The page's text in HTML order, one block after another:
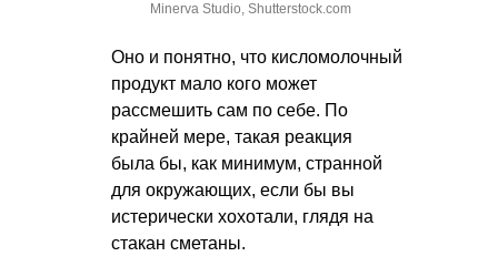
Minerva Studio, Shutterstock.com
Оно и понятно, что кисломолочный
продукт мало кого может
рассмешить сам по себе. По
крайней мере, такая реакция
была бы, как минимум, странной
для окружающих, если бы вы
истерически хохотали, глядя на
стакан сметаны.